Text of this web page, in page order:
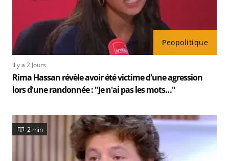
Peopolitique
Il y a 2 Jours
Rima Hassan révèle avoir été victime d'une agression
lors d'une randonnée : "Je n'ai pas les mots…"
2 min